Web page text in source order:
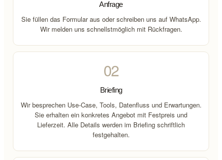
Anfrage
Sie füllen das Formular aus oder schreiben uns auf WhatsApp.
Wir melden uns schnellstmöglich mit Rückfragen.
02
Briefing
Wir besprechen Use-Case, Tools, Datenfluss und Erwartungen.
Sie erhalten ein konkretes Angebot mit Festpreis und
Lieferzeit. Alle Details werden im Briefing schriftlich
festgehalten.